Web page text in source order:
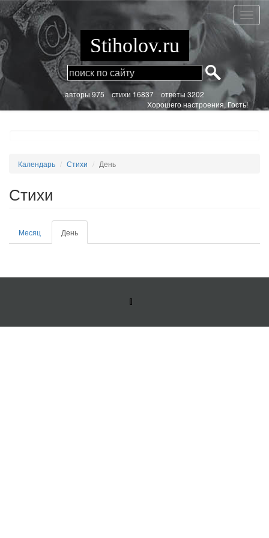
Перейти
к
основному
содержанию
Стихи
Stiholov.ru
aвторы 975стихи 16837 ответы 3202
Хорошего настроения, Гость!
Календарь Стихи День
Стихи
Главные
вкладки
Месяц День
вкладка)